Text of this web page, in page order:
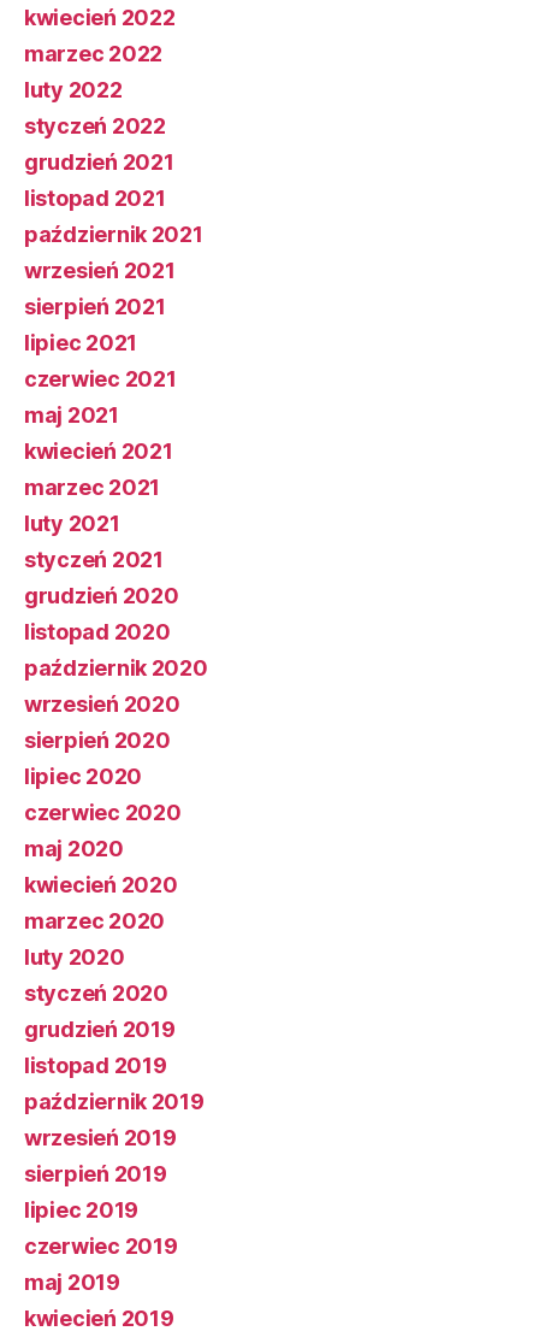
kwiecień 2022
marzec 2022
luty 2022
styczeń 2022
grudzień 2021
listopad 2021
październik 2021
wrzesień 2021
sierpień 2021
lipiec 2021
czerwiec 2021
maj 2021
kwiecień 2021
marzec 2021
luty 2021
styczeń 2021
grudzień 2020
listopad 2020
październik 2020
wrzesień 2020
sierpień 2020
lipiec 2020
czerwiec 2020
maj 2020
kwiecień 2020
marzec 2020
luty 2020
styczeń 2020
grudzień 2019
listopad 2019
październik 2019
wrzesień 2019
sierpień 2019
lipiec 2019
czerwiec 2019
maj 2019
kwiecień 2019